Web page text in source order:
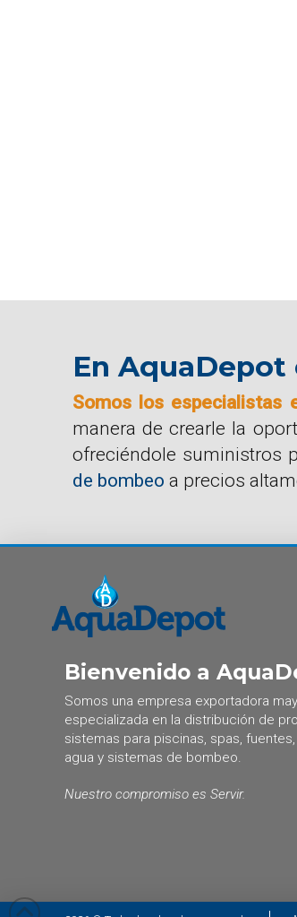
En
Somos los especialistas
manera de crearle la
ofreciéndole suministros
de bombeo a precios
Bienvenido a
Somos una empresa exportadora
especializada en la distribución de
sistemas para piscinas, spas,
agua y sistemas de bombeo.
Nuestro compromiso es Servir.